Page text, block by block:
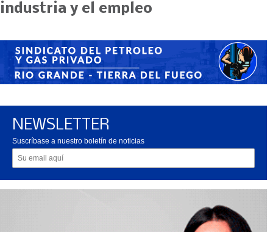
industria y el empleo
NEWSLETTER
Suscríbase a nuestro boletín de noticias